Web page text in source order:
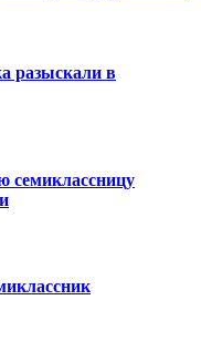
разыскали в